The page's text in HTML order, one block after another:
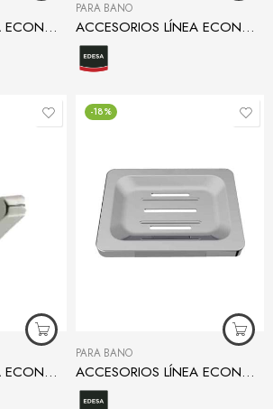
ACCESORIOS LÍNEA ECONÓMICA
PARA BAÑO
ACCESORIOS LÍNEA ECONÓMICA ARO TOALLERO
ACCESORIOS LÍNEA ECONÓMICA GANCHO
-18%
PARA BAÑO
ACCESORIOS LÍNEA ECONÓMICA JABONERA